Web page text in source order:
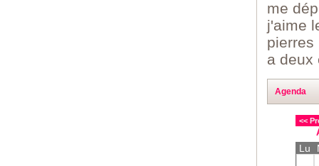
me
j'aime
pierres
a deux
Agenda
<<
Lu